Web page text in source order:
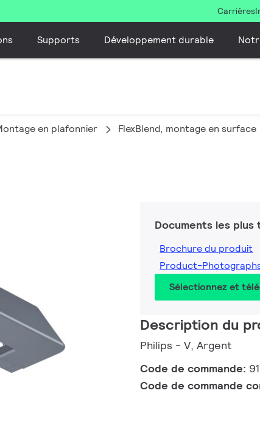
Carrières
Supports Développement durable
en plafonnier FlexBlend, montage en surface
Documents les plus
Brochure du produit
Product-
Sélectionnez et
Description du
Philips - V, Argent
Code de commande:
Code de commande